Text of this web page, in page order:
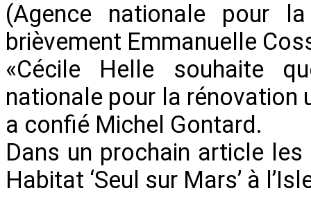
(Agence nationale pour
brièvement Emmanuelle
«Cécile Helle souhaite
nationale pour la rénovation
a confié Michel Gontard.
Dans un prochain article
Habitat ‘Seul sur Mars’ à